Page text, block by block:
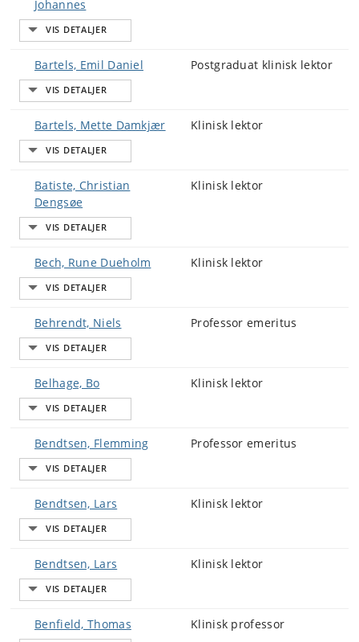
Johannes
Bartels, Emil Daniel Postgraduat klinisk lektor
Bartels, Mette Damkjær Klinisk lektor
Batiste, Christian
Dengsøe
Klinisk lektor
Bech, Rune Dueholm Klinisk lektor
Behrendt, Niels Professor emeritus
Belhage, Bo Klinisk lektor
Bendtsen, Flemming Professor emeritus
Bendtsen, Lars Klinisk lektor
Bendtsen, Lars Klinisk lektor
Benfield, Thomas Klinisk professor